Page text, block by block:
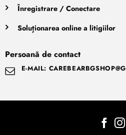
Înregistrare / Conectare
Soluționarea online a litigiilor
Persoană de contact
E-MAIL: